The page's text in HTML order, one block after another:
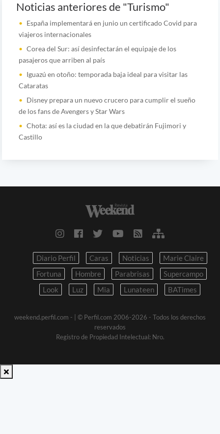
Noticias anteriores de "Turismo"
España implementará en junio un certificado Covid para
viajeros internacionales
Corea del Sur: así desinfectarán el equipaje de los
pasajeros que arriben al país
Iguazú en otoño: temporada baja ideal para visitar las
Cataratas
Disney prepara un nuevo crucero para cumplir el sueño
de los fans de Avengers y Star Wars
Chota: así es la ciudad en la que debatirán Fujimori y
Castillo
Diario Perfil Caras Noticias
Marie Claire
Fortuna
Hombre Parabrisas
Supercampo
Look
Luz Mia Lunateen BATimes
weekend.perfil.com - | © Perfil.com 2006-2026 - Todos los derechos
reservados
Registro de Propiedad Intelectual: Nro.